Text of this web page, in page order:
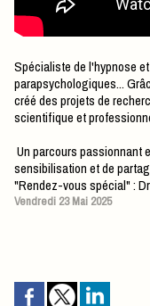
Spécialiste de l'hypnose et membre de l'Observatoire national des études
parapsychologiques...
créé des projets de
scientifique et
Un parcours passionnant
sensibilisation et de
"Rendez-vous spécial" :
Vendredi 23 Mai 2025